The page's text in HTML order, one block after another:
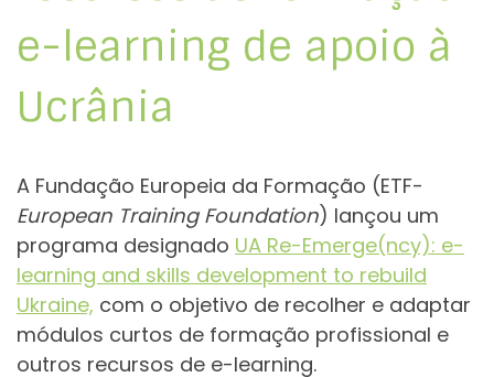
e-learning de apoio à
Ucrânia
A Fundação Europeia da Formação (ETF-
European Training Foundation) lançou um
programa designado UA Re-Emerge(ncy): e-
learning and skills development to rebuild
Ukraine, com o objetivo de recolher e adaptar
módulos curtos de formação profissional e
outros recursos de e-learning.